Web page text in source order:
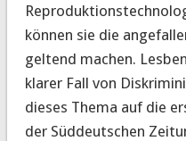
können sie die
geltend machen.
klarer Fall von
dieses Thema auf die
der Süddeutschen